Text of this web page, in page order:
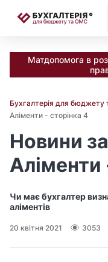
Матдопомога в
Бухгалтерія для
Аліменти - сторінка 4
Новини
Аліменти
Чи має бухгалтер
аліментів
20 квітня 2021 3053